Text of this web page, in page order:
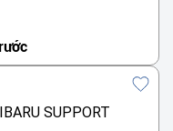
SUPPORT